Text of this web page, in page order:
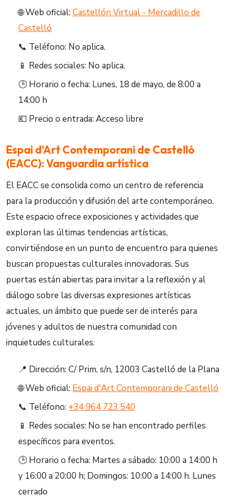
🌐 Web oficial:Castellón Virtual - Mercadillo de
Castelló
📞 Teléfono: No aplica.
📱 Redes sociales: No aplica.
🕒 Horario o fecha: Lunes, 18 de mayo, de 8:00 a
14:00 h
💶 Precio o entrada: Acceso libre
Espai d'Art Contemporani de Castelló
(EACC): Vanguardia artística
El EACC se consolida como un centro de referencia
para la producción y difusión del arte contemporáneo.
Este espacio ofrece exposiciones y actividades que
exploran las últimas tendencias artísticas,
convirtiéndose en un punto de encuentro para quienes
buscan propuestas culturales innovadoras. Sus
puertas están abiertas para invitar a la reflexión y al
diálogo sobre las diversas expresiones artísticas
actuales, un ámbito que puede ser de interés para
jóvenes y adultos de nuestra comunidad con
inquietudes culturales.
📍 Dirección: C/ Prim, s/n, 12003 Castelló de la Plana
🌐 Web oficial: Espai d'Art Contemporani de Castelló
📞 Teléfono: +34 964 723 540
📱 Redes sociales: No se han encontrado perfiles
específicos para eventos.
🕒 Horario o fecha: Martes a sábado: 10:00 a 14:00 h
y 16:00 a 20:00 h; Domingos: 10:00 a 14:00 h. Lunes
cerrado